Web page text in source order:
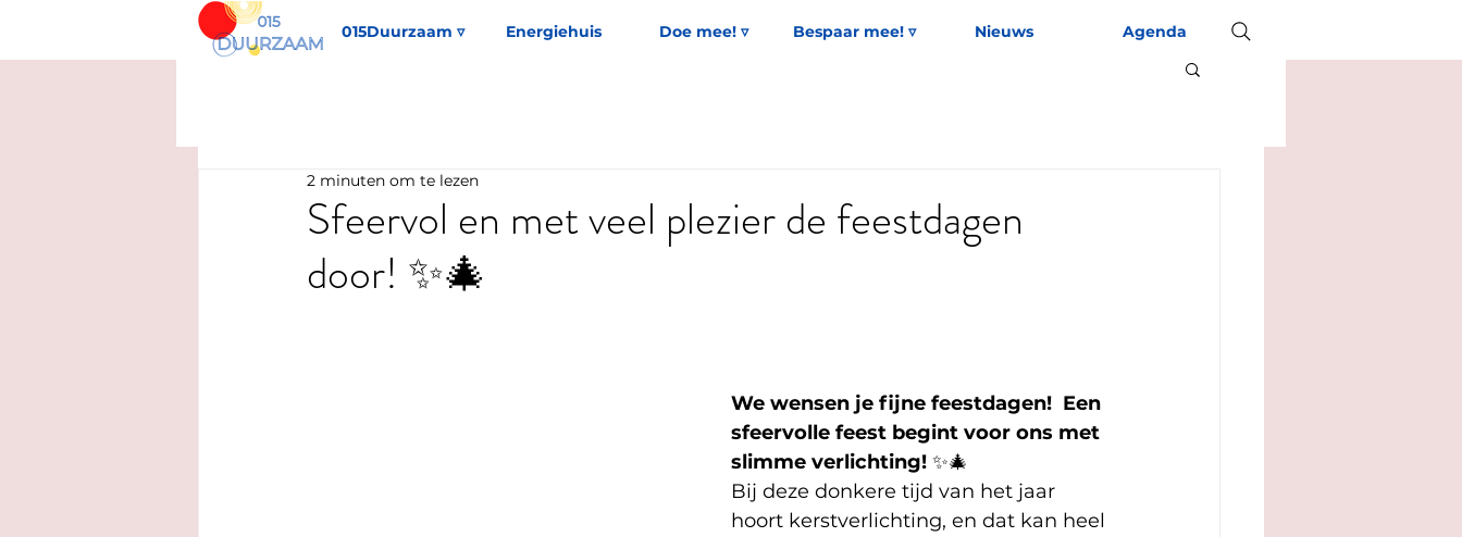
015Duurzaam ▿ Energiehuis Doe mee! ▿ Bespaar mee! ▿ Nieuws Agenda
Sfeervol en met veel plezier de feestdagen
door! ✨🎄
2 minuten om te lezen
We wensen je fijne feestdagen!  Een
sfeervolle feest begint voor ons met
slimme verlichting! ✨🎄
Bij deze donkere tijd van het jaar
hoort kerstverlichting, en dat kan heel